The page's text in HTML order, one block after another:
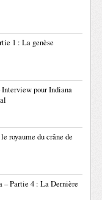
1 : La genèse
pour Indiana
royaume du crâne de
– Partie 4 : La Dernière